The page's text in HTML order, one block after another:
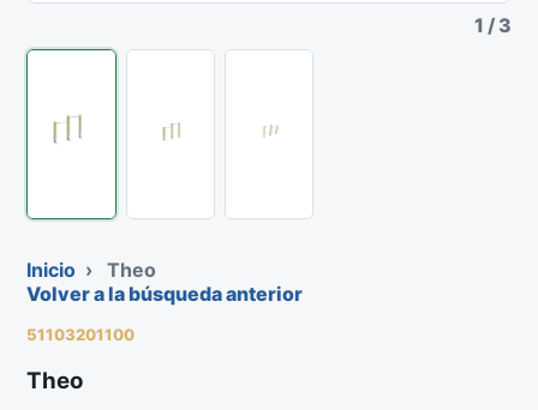
1 / 3
Inicio ›
Theo
Volver a la búsqueda anterior
51103201100
Theo